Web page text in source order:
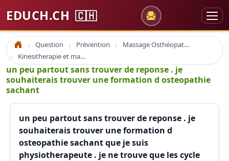
EDUCH.CH 🇨🇭
Accueil Question Prévention
Massage Osthéopathie Kinésiologie
Kinesitherapie et massage
un peu partout sans trouver de reponse . je
souhaiterais trouver une formation d osteopathie
sachant
un peu partout sans trouver de reponse . je
souhaiterais trouver une formation d
osteopathie sachant que je suis
physiotherapeute . je ne trouve que les cycle